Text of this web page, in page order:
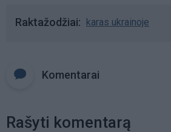
Raktažodžiai karas ukrainoje
Komentarai
Rašyti komentarą